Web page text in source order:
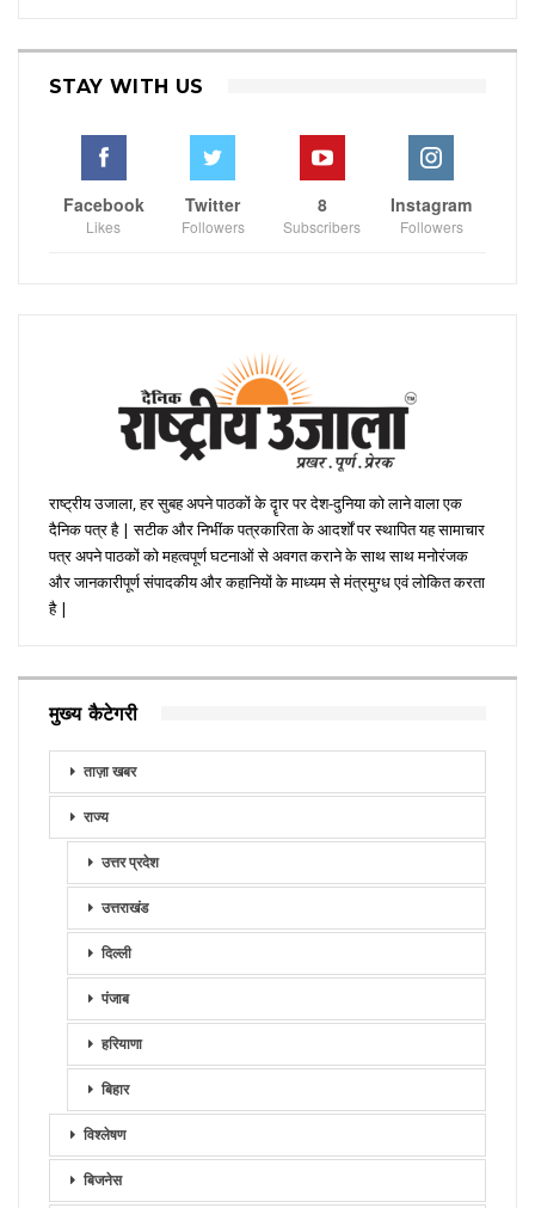
STAY WITH US
Facebook
Likes
Twitter
Followers
8
Subscribers
Instagram
Followers
राष्ट्रीय उजाला, हर सुबह अपने पाठकों के दॄार पर देश-दुनिया को लाने वाला एक
दैनिक पत्र है | सटीक और निभींक पत्रकारिता के आदर्शों पर स्थापित यह सामाचार
पत्र अपने पाठकों को महत्वपूर्ण घटनाओं से अवगत कराने के साथ साथ मनोरंजक
और जानकारीपूर्ण संपादकीय और कहानियों के माध्यम से मंत्रमुग्ध एवं लोकित करता
है |
मुख्य कैटेगरी
ताज़ा खबर
राज्य
उत्तर प्रदेश
उत्तराखंड
दिल्ली
पंजाब
हरियाणा
बिहार
विश्लेषण
बिजनेस